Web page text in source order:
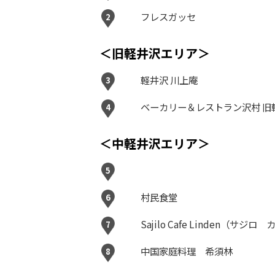
2 フレスガッセ
＜旧軽井沢エリア＞
3 軽井沢 川上庵
4 ベーカリー＆レストラン沢村 旧
＜中軽井沢エリア＞
5
6 村民食堂
7 Sajilo Cafe Linden（サジロ
8 中国家庭料理 希須林